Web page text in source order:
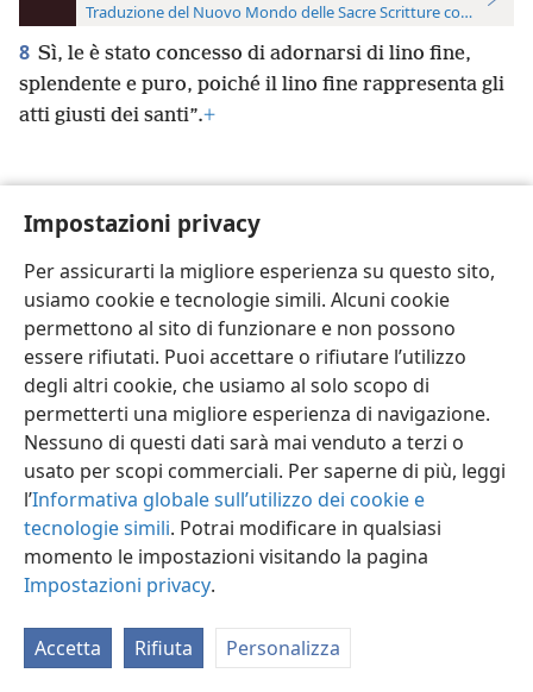
Impostazioni privacy
Per assicurarti la migliore esperienza su questo sito,
usiamo cookie e tecnologie simili. Alcuni cookie
permettono al sito di funzionare e non possono
essere rifiutati. Puoi accettare o rifiutare l’utilizzo
degli altri cookie, che usiamo al solo scopo di
permetterti una migliore esperienza di navigazione.
Nessuno di questi dati sarà mai venduto a terzi o
usato per scopi commerciali. Per saperne di più, leggi
l’Informativa globale sull’utilizzo dei cookie e
tecnologie simili. Potrai modificare in qualsiasi
momento le impostazioni visitando la pagina
Impostazioni privacy.
Accetta Rifiuta Personalizza
Traduzione del Nuovo Mondo delle Sacre Scritture con
8 Sì, le è stato concesso di adornarsi di lino fine,
splendente e puro, poiché il lino fine rappresenta gli
atti giusti dei santi”.+
Italiano
Copyright © 2026 Watch Tower Bible and Tract Society of Pennsylvania
JW.ORG
Accedi